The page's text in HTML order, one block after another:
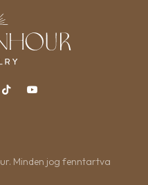
Minden jog fenntartva